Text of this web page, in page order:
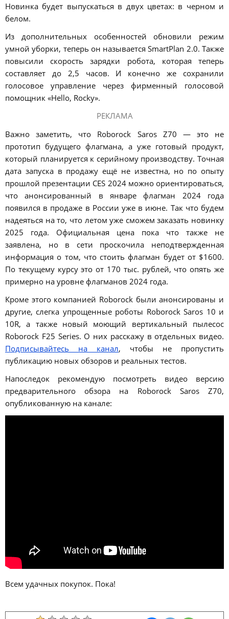
Новинка будет выпускаться в двух цветах: в черном и
белом.
Из дополнительных особенностей обновили режим
умной уборки, теперь он называется SmartPlan 2.0. Также
повысили скорость зарядки робота, которая теперь
составляет до 2,5 часов. И конечно же сохранили
голосовое управление через фирменный голосовой
помощник «Hello, Rocky».
РЕКЛАМА
Важно заметить, что Roborock Saros Z70 — это не
прототип будущего флагмана, а уже готовый продукт,
который планируется к серийному производству. Точная
дата запуска в продажу ещё не известна, но по опыту
прошлой презентации CES 2024 можно ориентироваться,
что анонсированный в январе флагман 2024 года
появился в продаже в России уже в июне. Так что будем
надеяться на то, что летом уже сможем заказать новинку
2025 года. Официальная цена пока что также не
заявлена, но в сети проскочила неподтвержденная
информация о том, что стоить флагман будет от $1600.
По текущему курсу это от 170 тыс. рублей, что опять же
примерно на уровне флагманов 2024 года.
Кроме этого компанией Roborock были анонсированы и
другие, слегка упрощенные роботы Roborock Saros 10 и
10R, а также новый моющий вертикальный пылесос
Roborock F25 Series. О них расскажу в отдельных видео.
Подписывайтесь на канал, чтобы не пропустить
публикацию новых обзоров и реальных тестов.
Напоследок рекомендую посмотреть видео версию
предварительного обзора на Roborock Saros Z70,
опубликованную на канале:
Всем удачных покупок. Пока!